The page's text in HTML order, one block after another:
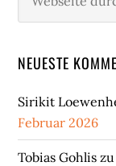
durchsuchen
NEUESTE
Sirikit
Februar 2026
Tobias Gohlis